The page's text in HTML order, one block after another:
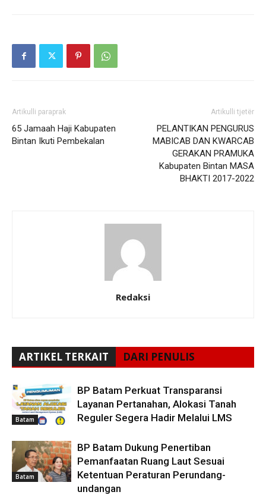
Artikulli paraprak
65 Jamaah Haji Kabupaten
Bintan Ikuti Pembekalan
Artikulli tjetër
PELANTIKAN PENGURUS
MABICAB DAN KWARCAB
GERAKAN PRAMUKA
Kabupaten Bintan MASA
BHAKTI 2017-2022
Redaksi
ARTIKEL TERKAIT DARI PENULIS
Batam
BP Batam Perkuat Transparansi
Layanan Pertanahan, Alokasi Tanah
Reguler Segera Hadir Melalui LMS
Batam
BP Batam Dukung Penertiban
Pemanfaatan Ruang Laut Sesuai
Ketentuan Peraturan Perundang-
undangan